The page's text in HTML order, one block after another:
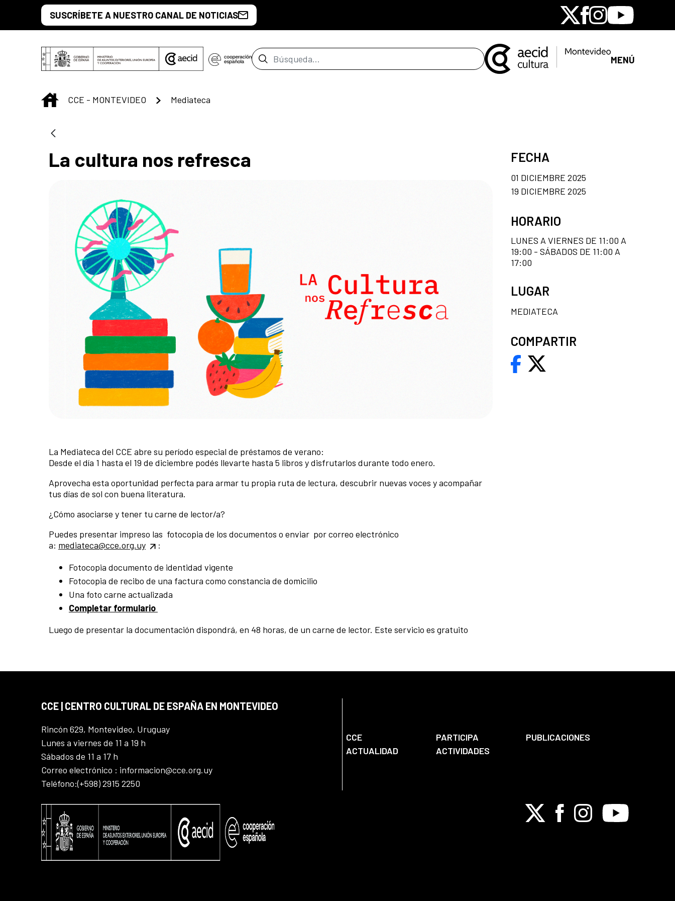
Saltar al contenido principal
SUSCRÍBETE A NUESTRO CANAL DE NOTICIAS X Facebook
Instagram
Youtube
Barra de búsqueda MENÚ
INICIO
CCE - MONTEVIDEO Mediateca
La cultura nos refresca
La Mediateca del CCE abre su período especial de préstamos de verano:
Desde el día 1 hasta el 19 de diciembre podés llevarte hasta 5 libros y disfrutarlos durante todo enero.
Aprovecha esta oportunidad perfecta para armar tu propia ruta de lectura, descubrir nuevas voces y acompañar
tus días de sol con buena literatura.
¿Cómo asociarse y tener tu carne de lector/a?
Puedes presentar impreso las fotocopia de los documentos o enviar por correo electrónico
a: mediateca@cce.org.uy
:
Fotocopia documento de identidad vigente
Fotocopia de recibo de una factura como constancia de domicilio
Una foto carne actualizada
Completar formulario
Luego de presentar la documentación dispondrá, en 48 horas, de un carne de lector. Este servicio es gratuito
FECHA
01 DICIEMBRE 2025
19 DICIEMBRE 2025
HORARIO
LUNES A VIERNES DE 11:00 A
19:00 - SÁBADOS DE 11:00 A
17:00
LUGAR
MEDIATECA
COMPARTIR
CCE | CENTRO CULTURAL DE ESPAÑA EN MONTEVIDEO
Rincón 629, Montevideo, Uruguay
Lunes a viernes de 11 a 19 h
Sábados de 11 a 17 h
Correo electrónico : informacion@cce.org.uy
Teléfono:(+598) 2915 2250
CCE PARTICIPA
PUBLICACIONES
ACTUALIDAD
ACTIVIDADES
X FacebookInstagramYoutube